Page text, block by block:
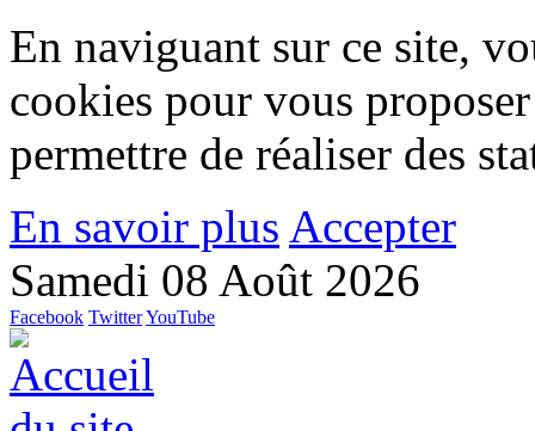
En naviguant sur ce site,
cookies pour vous
permettre de réaliser des
En savoir plus Accepter
Samedi 08 Août 2026
Facebook TwitterYouTube